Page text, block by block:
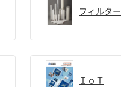
フィルター
ＩｏＴ